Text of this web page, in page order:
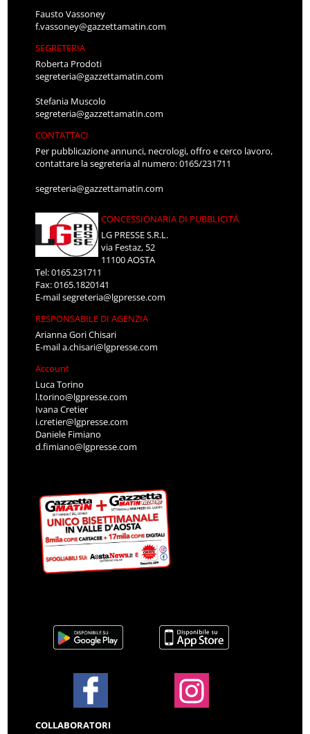
Fausto Vassoney
f.vassoney@gazzettamatin.com
SEGRETERIA
Roberta Prodoti
segreteria@gazzettamatin.com
Stefania Muscolo
segreteria@gazzettamatin.com
CONTATTACI
Per pubblicazione annunci, necrologi, offro e cerco lavoro,
contattare la segreteria al numero: 0165/231711
segreteria@gazzettamatin.com
CONCESSIONARIA DI PUBBLICITÀ
LG PRESSE S.R.L.
via Festaz, 52
11100 AOSTA
Tel: 0165.231711
Fax: 0165.1820141
E-mailsegreteria@lgpresse.com
RESPONSABILE DI AGENZIA
Arianna Gori Chisari
E-maila.chisari@lgpresse.com
Account
Luca Torino
l.torino@lgpresse.com
Ivana Cretier
i.cretier@lgpresse.com
Daniele Fimiano
d.fimiano@lgpresse.com
COLLABORATORI